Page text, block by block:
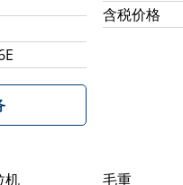
含税价格
机 毛重